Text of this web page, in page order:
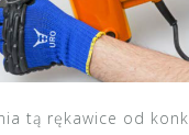
tą rękawice od